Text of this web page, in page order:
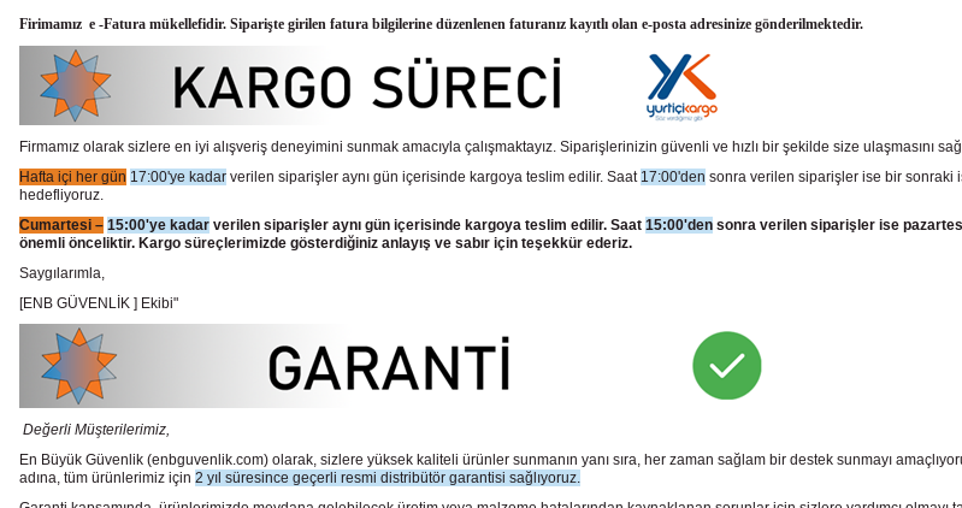
Firimamız e -Fatura mükellefidir. Siparişte girilen fatura bilgilerine düzenlenen faturanız kayıtlı olan e-posta adresinize gönderilmektedir.
Firmamız olarak sizlere en iyi alışveriş deneyimini sunmak amacıyla çalışmaktayız. Siparişlerinizin güvenli ve hızlı bir şekilde size ulaşmasını
Hafta içi her gün 17:00'ye kadar verilen siparişler aynı gün içerisinde kargoya teslim edilir. Saat 17:00'den sonra verilen siparişler ise bir sonraki
hedefliyoruz.
Cumartesi – 15:00'ye kadar verilen siparişler aynı gün içerisinde kargoya teslim edilir. Saat 15:00'den sonra verilen siparişler ise
önemli önceliktir. Kargo süreçlerimizde gösterdiğiniz anlayış ve sabır için teşekkür ederiz.
Saygılarımla,
[ENB GÜVENLİK ] Ekibi"
Değerli Müşterilerimiz,
En Büyük Güvenlik (enbguvenlik.com) olarak, sizlere yüksek kaliteli ürünler sunmanın yanı sıra, her zaman sağlam bir destek sunmayı
adına, tüm ürünlerimiz için 2 yıl süresince geçerli resmi distribütör garantisi sağlıyoruz.